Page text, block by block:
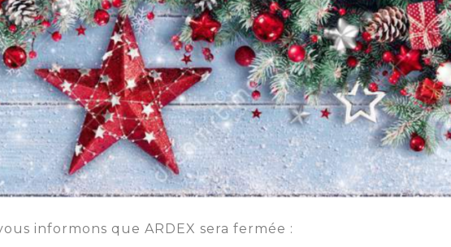
informons que ARDEX sera fermée :